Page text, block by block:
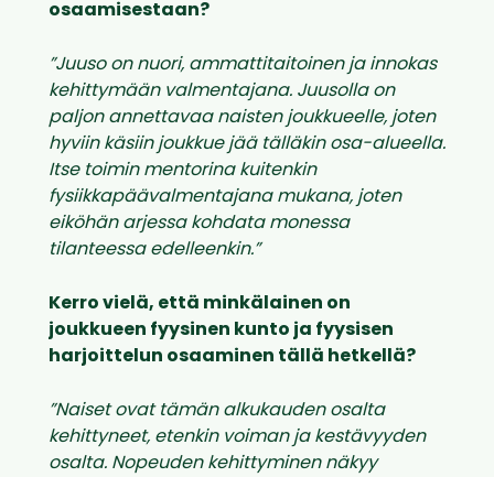
osaamisestaan?
”Juuso on nuori, ammattitaitoinen ja innokas
kehittymään valmentajana. Juusolla on
paljon annettavaa naisten joukkueelle, joten
hyviin käsiin joukkue jää tälläkin osa-alueella.
Itse toimin mentorina kuitenkin
fysiikkapäävalmentajana mukana, joten
eiköhän arjessa kohdata monessa
tilanteessa edelleenkin.”
Kerro vielä, että minkälainen on
joukkueen fyysinen kunto ja fyysisen
harjoittelun osaaminen tällä hetkellä?
”Naiset ovat tämän alkukauden osalta
kehittyneet, etenkin voiman ja kestävyyden
osalta. Nopeuden kehittyminen näkyy